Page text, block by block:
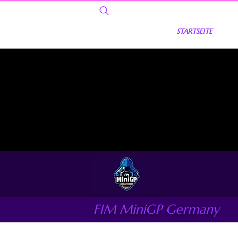
STARTSEITE
FIM MiniGP Germany